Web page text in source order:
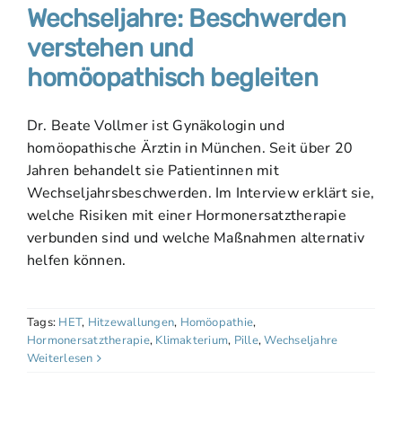
Wechseljahre: Beschwerden
verstehen und
homöopathisch begleiten
Dr. Beate Vollmer ist Gynäkologin und
homöopathische Ärztin in München. Seit über 20
Jahren behandelt sie Patientinnen mit
Wechseljahrsbeschwerden. Im Interview erklärt sie,
welche Risiken mit einer Hormonersatztherapie
verbunden sind und welche Maßnahmen alternativ
helfen können.
Tags: HET, Hitzewallungen, Homöopathie,
Hormonersatztherapie, Klimakterium, Pille,Wechseljahre
Weiterlesen